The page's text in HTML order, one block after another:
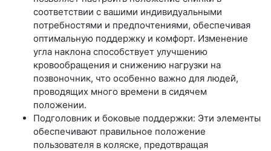
соответствии с вашими индивидуальными
потребностями и предпочтениями, обеспечивая
оптимальную поддержку и комфорт. Изменение
угла наклона способствует улучшению
кровообращения и снижению нагрузки на
позвоночник, что особенно важно для людей,
проводящих много времени в сидячем
положении.
Подголовник и боковые поддержки: Эти элементы
обеспечивают правильное положение
пользователя в коляске, предотвращая